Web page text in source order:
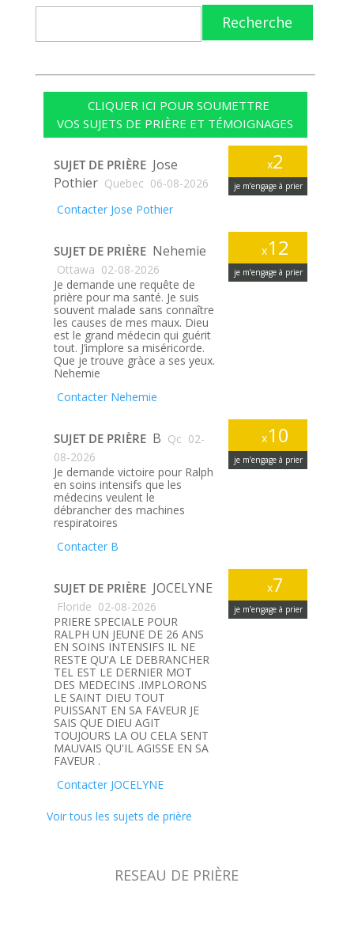
Recherche
CLIQUER ICI POUR SOUMETTRE
VOS SUJETS DE PRIÈRE ET TÉMOIGNAGES
x2
je m’engage à prier
SUJET DE PRIÈRE Jose
Pothier Quebec 06-08-2026
Contacter Jose Pothier
x12
je m’engage à prier
SUJET DE PRIÈRE Nehemie
Ottawa 02-08-2026
Je demande une requête de
prière pour ma santé. Je suis
souvent malade sans connaître
les causes de mes maux. Dieu
est le grand médecin qui guérit
tout. J’implore sa miséricorde.
Que je trouve gràce a ses yeux.
Nehemie
Contacter Nehemie
x10
je m’engage à prier
SUJET DE PRIÈRE B Qc 02-
08-2026
Je demande victoire pour Ralph
en soins intensifs que les
médecins veulent le
débrancher des machines
respiratoires
Contacter B
x7
je m’engage à prier
SUJET DE PRIÈRE JOCELYNE
Floride 02-08-2026
PRIERE SPECIALE POUR
RALPH UN JEUNE DE 26 ANS
EN SOINS INTENSIFS IL NE
RESTE QU'A LE DEBRANCHER
TEL EST LE DERNIER MOT
DES MEDECINS .IMPLORONS
LE SAINT DIEU TOUT
PUISSANT EN SA FAVEUR JE
SAIS QUE DIEU AGIT
TOUJOURS LA OU CELA SENT
MAUVAIS QU'IL AGISSE EN SA
FAVEUR .
Contacter JOCELYNE
Voir tous les sujets de prière
RESEAU DE PRIÈRE